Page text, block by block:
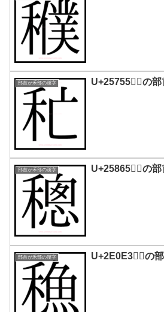
部首が禾部の漢字 U+25755｜𥝕の
部首が禾部の漢字 U+25865｜𥡥の
部首が禾部の漢字 U+2E0E3｜𮃣の